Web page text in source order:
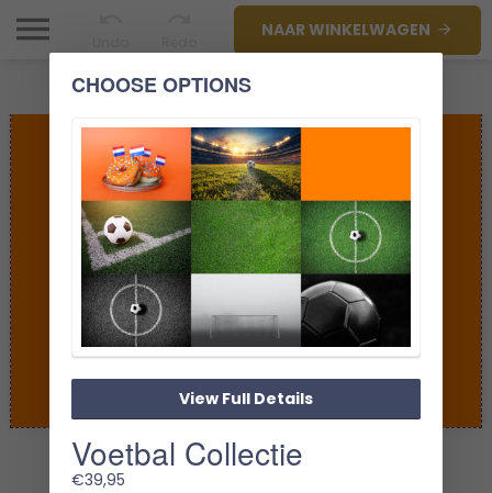
NAAR WINKELWAGEN
1/1
CHOOSE OPTIONS
View Full Details
Voetbal Collectie
€39,95